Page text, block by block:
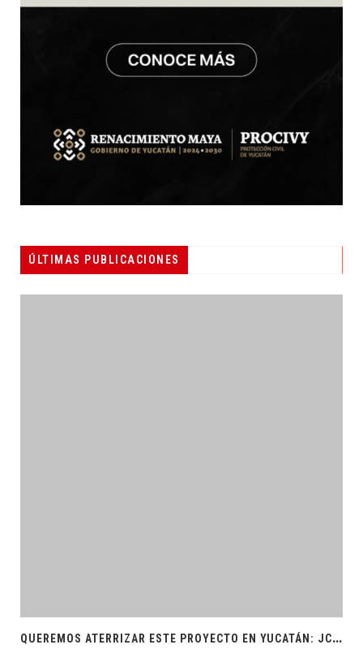
ÚLTIMAS PUBLICACIONES
Q
UEREMOS ATERRIZAR ESTE PROYECTO EN YUCATÁN: JCRM